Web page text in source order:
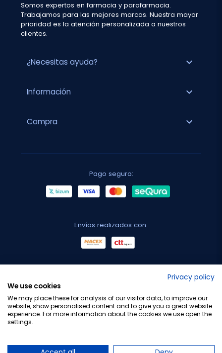
Somos expertos en farmacia y parafarmacia.
Trabajamos para las mejores marcas. Nuestra mayor
prioridad es la atención personalizada a nuestros
clientes.
¿Necesitas ayuda? expand_more
Información expand_more
Compra expand_more
Pago seguro:
Envíos realizados con:
Privacy policy
We use cookies
We may place these for analysis of our visitor data, to improve our
website, show personalised content and to give you a great website
experience. For more information about the cookies we use open the
settings.